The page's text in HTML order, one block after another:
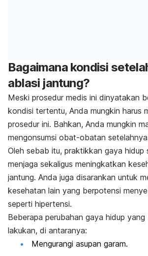
Bagaimana kondisi
ablasi jantung?
Meski prosedur medis ini dinyatakan
kondisi tertentu, Anda mungkin harus
prosedur ini. Bahkan, Anda mungkin
mengonsumsi obat-obatan
Oleh sebab itu, praktikkan gaya hidup
menjaga sekaligus meningkatkan
jantung. Anda juga disarankan untuk
kesehatan lain yang berpotensi
seperti hipertensi.
Beberapa perubahan gaya hidup yang
lakukan, di antaranya:
Mengurangi asupan garam.